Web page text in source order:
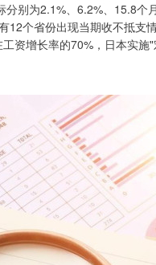
别为2.1%、6.2%、15.8
个省份出现当期收不抵支
资增长率的70%，日本实施"